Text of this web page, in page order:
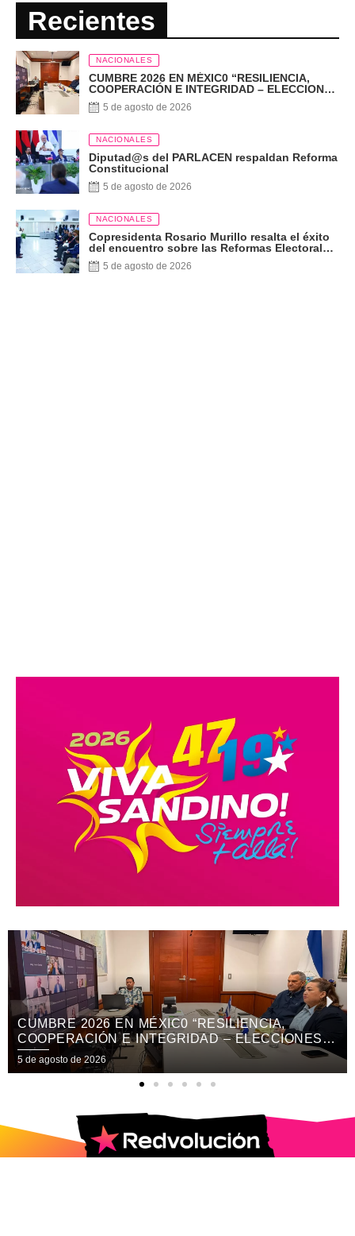
Recientes
NACIONALES
CUMBRE 2026 EN MÉXIC0 “RESILIENCIA,
COOPERACIÓN E INTEGRIDAD – ELECCIONES
EN EL SIGLO XXI”
5 de agosto de 2026
NACIONALES
Diputad@s del PARLACEN respaldan Reforma
Constitucional
5 de agosto de 2026
NACIONALES
Copresidenta Rosario Murillo resalta el éxito
del encuentro sobre las Reformas Electorales
con diputados del PARLACEN
5 de agosto de 2026
DIPUTAD@S DEL PARLACEN RESPALDAN
REFORMA CONSTITUCIONAL
5 de agosto de 2026